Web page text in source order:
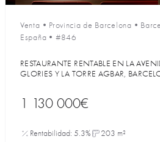
Venta • Provincia de Barcelona •
España • #846
RESTAURANTE RENTABLE EN LA
GLORIES Y LA TORRE AGBAR,
1 130 000€
Rentabilidad: 5.3% 203 m²